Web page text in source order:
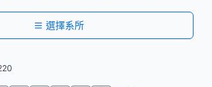
選擇系所